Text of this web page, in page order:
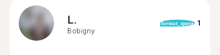
L.
Bobigny
format_quote 1